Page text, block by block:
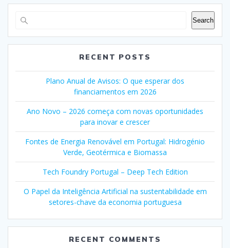
Search
RECENT POSTS
Plano Anual de Avisos: O que esperar dos
financiamentos em 2026
Ano Novo – 2026 começa com novas oportunidades
para inovar e crescer
Fontes de Energia Renovável em Portugal: Hidrogénio
Verde, Geotérmica e Biomassa
Tech Foundry Portugal – Deep Tech Edition
O Papel da Inteligência Artificial na sustentabilidade em
setores-chave da economia portuguesa
RECENT COMMENTS